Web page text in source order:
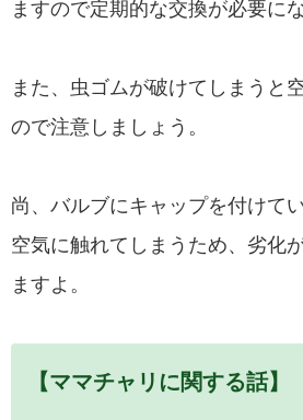
ますので定期的な交換が必要に
また、虫ゴムが破けてしまうと
ので注意しましょう。
尚、バルブにキャップを付けて
空気に触れてしまうため、劣化
ますよ。
【ママチャリに関する話】